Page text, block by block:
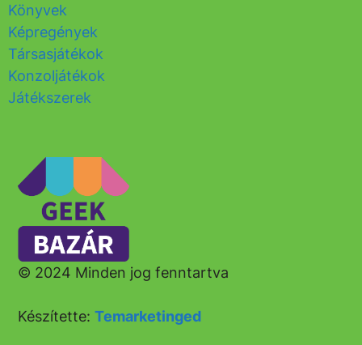
© 2024 Minden jog fenntartva
Készítette:Temarketinged
Könyvek
Képregények
Társasjátékok
Konzoljátékok
Játékszerek